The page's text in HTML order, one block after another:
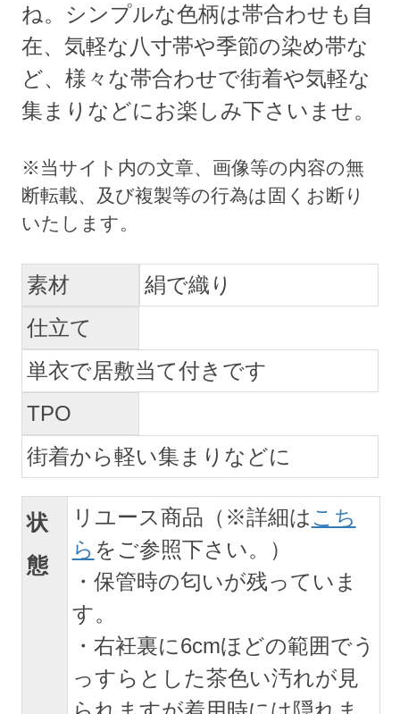
ね。シンプルな色柄は帯合わせも自
在、気軽な八寸帯や季節の染め帯な
ど、様々な帯合わせで街着や気軽な
集まりなどにお楽しみ下さいませ。
素材
絹で織り
仕立て
単衣で居敷当て付きです
TPO
街着から軽い集まりなどに
状
態
リユース商品（※詳細は こち
ら をご参照下さい。）
・保管時の匂いが残っていま
す。
・右衽裏に6cmほどの範囲でう
っすらとした茶色い汚れが見